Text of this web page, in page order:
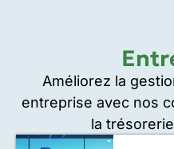
Améliorez la
entreprise avec nos
la